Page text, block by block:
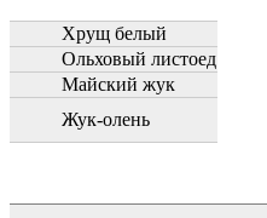
Хрущ белый
Ольховый листоед
Майский жук
Жук-олень